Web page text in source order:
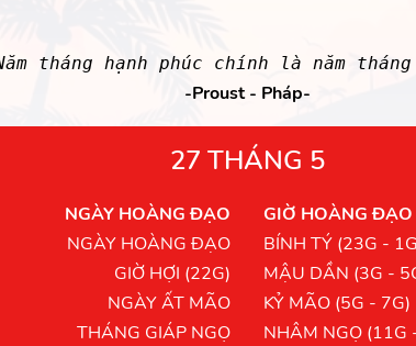
tháng hạnh phúc chính là năm
-Proust - Pháp-
27 THÁNG 5
NGÀY HOÀNG ĐẠO
NGÀY HOÀNG ĐẠO
GIỜ HỢI (22G)
NGÀY ẤT MÃO
THÁNG GIÁP NGỌ
GIỜ HOÀNG ĐẠO
BÍNH TÝ (23G -
MẬU DẦN (3G -
KỶ MÃO (5G - 7G)
NHÂM NGỌ (11G